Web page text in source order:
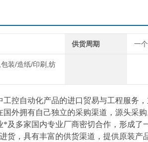
供货周期 一
装/造纸/印刷,纺
工控自动化产品的进口贸易与工程服务
外拥有自己独立的采购渠道，源头采购
及多家国内专业厂商密切合作，形成了
货，具有丰富的供货渠道，提供原装产